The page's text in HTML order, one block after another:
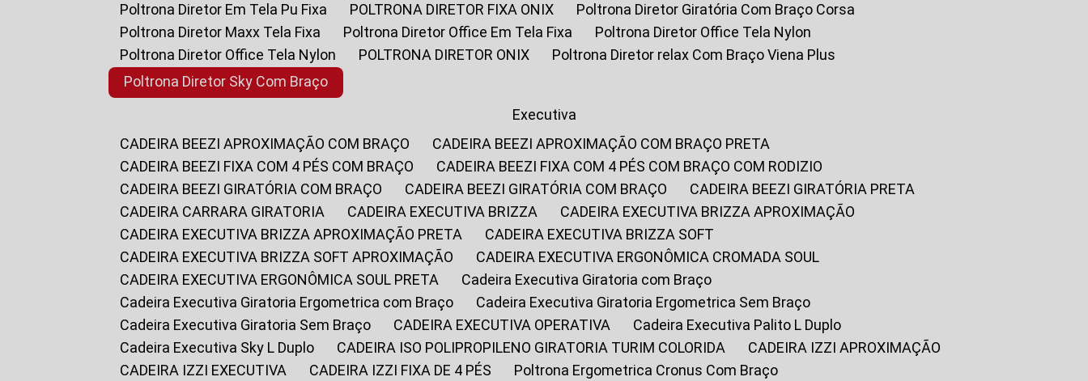
Poltrona Diretor Em Tela Pu Fixa
POLTRONA DIRETOR FIXA ONIX
Poltrona Diretor Giratória Com Braço Corsa
Poltrona Diretor Maxx Tela Fixa
Poltrona Diretor Office Em Tela Fixa
Poltrona Diretor Office Tela Nylon
Poltrona Diretor Office Tela Nylon
POLTRONA DIRETOR ONIX
Poltrona Diretor relax Com Braço Viena Plus
Poltrona Diretor Sky Com Braço
Executiva
CADEIRA BEEZI APROXIMAÇÃO COM BRAÇO
CADEIRA BEEZI APROXIMAÇÃO COM BRAÇO PRETA
CADEIRA BEEZI FIXA COM 4 PÉS COM BRAÇO
CADEIRA BEEZI FIXA COM 4 PÉS COM BRAÇO COM RODIZIO
CADEIRA BEEZI GIRATÓRIA COM BRAÇO
CADEIRA BEEZI GIRATÓRIA COM BRAÇO
CADEIRA BEEZI GIRATÓRIA PRETA
CADEIRA CARRARA GIRATORIA
CADEIRA EXECUTIVA BRIZZA
CADEIRA EXECUTIVA BRIZZA APROXIMAÇÃO
CADEIRA EXECUTIVA BRIZZA APROXIMAÇÃO PRETA
CADEIRA EXECUTIVA BRIZZA SOFT
CADEIRA EXECUTIVA BRIZZA SOFT APROXIMAÇÃO
CADEIRA EXECUTIVA ERGONÔMICA CROMADA SOUL
CADEIRA EXECUTIVA ERGONÔMICA SOUL PRETA
Cadeira Executiva Giratoria com Braço
Cadeira Executiva Giratoria Ergometrica com Braço
Cadeira Executiva Giratoria Ergometrica Sem Braço
Cadeira Executiva Giratoria Sem Braço
CADEIRA EXECUTIVA OPERATIVA
Cadeira Executiva Palito L Duplo
Cadeira Executiva Sky L Duplo
CADEIRA ISO POLIPROPILENO GIRATORIA TURIM COLORIDA
CADEIRA IZZI APROXIMAÇÃO
CADEIRA IZZI EXECUTIVA
CADEIRA IZZI FIXA DE 4 PÉS
Poltrona Ergometrica Cronus Com Braço